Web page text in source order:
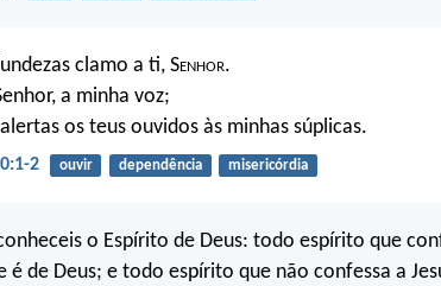
clamo a ti, Senhor.
a minha voz;
os teus ouvidos às minhas súplicas.
2 ouvir dependência misericórdia
o Espírito de Deus: todo espírito que
é de Deus; e todo espírito que não confessa a